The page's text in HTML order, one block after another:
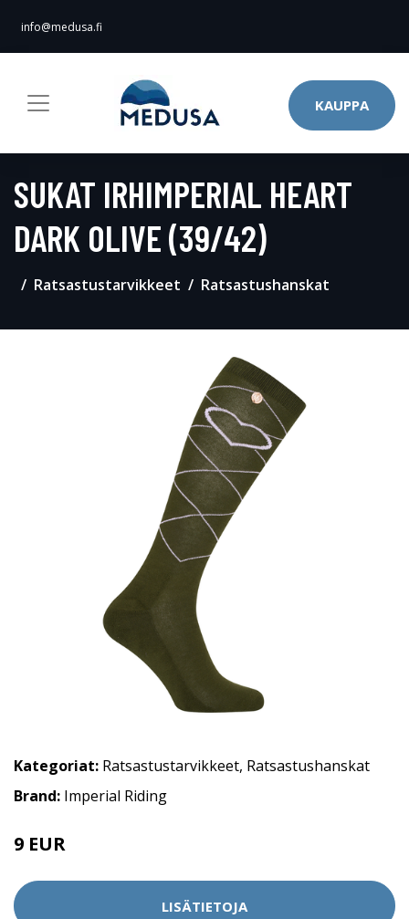
info@medusa.fi
KAUPPA
SUKAT IRHIMPERIAL HEART
DARK OLIVE (39/42)
Ratsastustarvikkeet Ratsastushanskat
Kategoriat: Ratsastustarvikkeet, Ratsastushanskat
Brand: Imperial Riding
9 EUR
LISÄTIETOJA